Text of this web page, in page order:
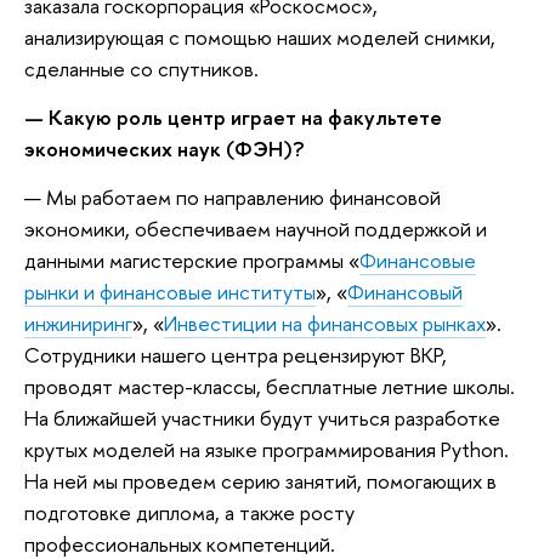
заказала госкорпорация «Роскосмос»,
анализирующая с помощью наших моделей снимки,
сделанные со спутников.
— Какую роль центр играет на факультете
экономических наук (ФЭН)?
— Мы работаем по направлению финансовой
экономики, обеспечиваем научной поддержкой и
данными магистерские программы «Финансовые
рынки и финансовые институты», «Финансовый
инжиниринг», «Инвестиции на финансовых рынках».
Сотрудники нашего центра рецензируют ВКР,
проводят мастер-классы, бесплатные летние школы.
На ближайшей участники будут учиться разработке
крутых моделей на языке программирования Python.
На ней мы проведем серию занятий, помогающих в
подготовке диплома, а также росту
профессиональных компетенций.